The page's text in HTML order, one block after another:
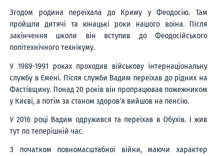
Згодом родина переїхала до Криму у Феодосію. Там
пройшли дитячі та юнацькі роки нашого воїна. Після
закінчення школи він вступив до Феодосійського
політехнічного технікуму.
У 1989-1991 роках проходив військову інтернаціональну
службу в Ємені. Після служби Вадим переїхав до рідних на
Фастівщину. Понад 20 років він пропрацював пожежником
у Києві, а потім за станом здоров’я вийшов на пенсію.
У 2016 році Вадим одружився та переїхав в Обухів. І жив
тут по теперішній час.
З початком повномасштабної війни, маючи характер